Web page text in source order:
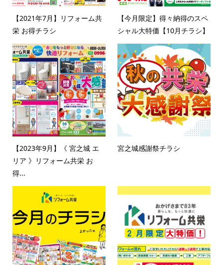
【2021年7月】リフォーム共
栄 お得チラシ
【今月限定】得々納得のスペ
シャル大特価【10月チラシ】
【2023年9月】《 宮之城 エ
リア 》リフォーム共栄 お
得...
宮之城感謝祭チラシ